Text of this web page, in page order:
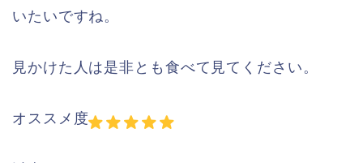
いたいですね。
見かけた人は是非とも食べて見てください。
オススメ度